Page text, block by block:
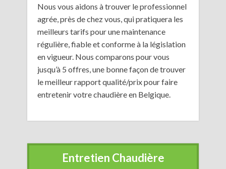
Nous vous aidons à trouver le professionnel
agrée, près de chez vous, qui pratiquera les
meilleurs tarifs pour une maintenance
régulière, fiable et conforme à la législation
en vigueur. Nous comparons pour vous
jusqu’à 5 offres, une bonne façon de trouver
le meilleur rapport qualité/prix pour faire
entretenir votre chaudière en Belgique.
Entretien Chaudière